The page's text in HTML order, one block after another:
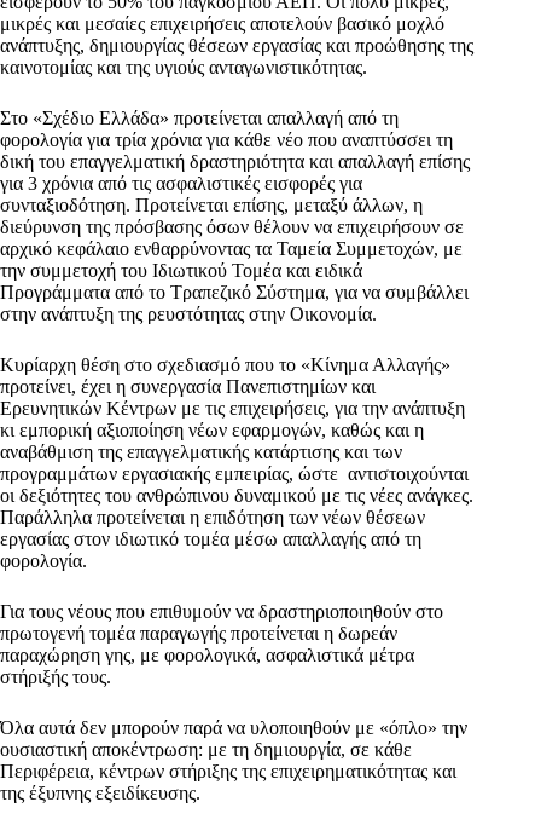
μικρές και μεσαίες επιχειρήσεις αποτελούν βασικό μοχλό
ανάπτυξης, δημιουργίας θέσεων εργασίας και προώθησης της
καινοτομίας και της υγιούς ανταγωνιστικότητας.
Στο «Σχέδιο Ελλάδα» προτείνεται απαλλαγή από τη
φορολογία για τρία χρόνια για κάθε νέο που αναπτύσσει τη
δική του επαγγελματική δραστηριότητα και απαλλαγή επίσης
για 3 χρόνια από τις ασφαλιστικές εισφορές για
συνταξιοδότηση. Προτείνεται επίσης, μεταξύ άλλων, η
διεύρυνση της πρόσβασης όσων θέλουν να επιχειρήσουν σε
αρχικό κεφάλαιο ενθαρρύνοντας τα Ταμεία Συμμετοχών, με
την συμμετοχή του Ιδιωτικού Τομέα και ειδικά
Προγράμματα από το Τραπεζικό Σύστημα, για να συμβάλλει
στην ανάπτυξη της ρευστότητας στην Οικονομία.
Κυρίαρχη θέση στο σχεδιασμό που το «Κίνημα Αλλαγής»
προτείνει, έχει η συνεργασία Πανεπιστημίων και
Ερευνητικών Κέντρων με τις επιχειρήσεις, για την ανάπτυξη
κι εμπορική αξιοποίηση νέων εφαρμογών, καθώς και η
αναβάθμιση της επαγγελματικής κατάρτισης και των
προγραμμάτων εργασιακής εμπειρίας, ώστε αντιστοιχούνται
οι δεξιότητες του ανθρώπινου δυναμικού με τις νέες ανάγκες.
Παράλληλα προτείνεται η επιδότηση των νέων θέσεων
εργασίας στον ιδιωτικό τομέα μέσω απαλλαγής από τη
φορολογία.
Για τους νέους που επιθυμούν να δραστηριοποιηθούν στο
πρωτογενή τομέα παραγωγής προτείνεται η δωρεάν
παραχώρηση γης, με φορολογικά, ασφαλιστικά μέτρα
στήριξής τους.
Όλα αυτά δεν μπορούν παρά να υλοποιηθούν με «όπλο» την
ουσιαστική αποκέντρωση: με τη δημιουργία, σε κάθε
Περιφέρεια, κέντρων στήριξης της επιχειρηματικότητας και
της έξυπνης εξειδίκευσης.